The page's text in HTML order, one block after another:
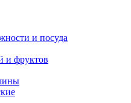
и посуда
и фруктов